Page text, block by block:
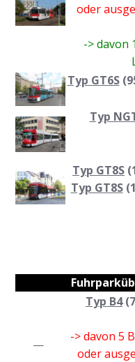
oder
-> davon
Typ GT6S
Typ
Typ GT8S
Typ GT8S
—
Typ B4
-> davon 5
oder